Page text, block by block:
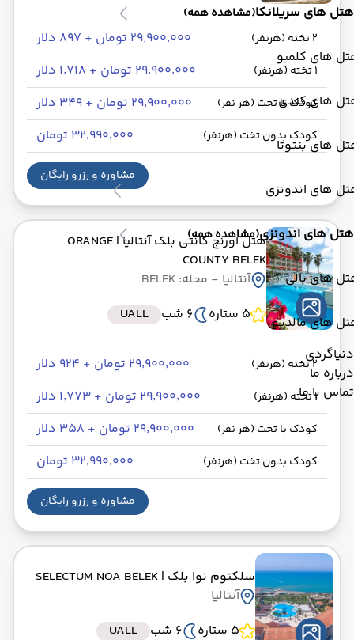
هتل های سریلانکا(مشاهده همه)
های کلمبو
های کندی
های بنتوتا
های اندونزی
هتل های اندونزی(مشاهده همه)
های بالی
های مالدیو
دنیاگردی
درباره ما
تماس با ما
2 تخته (هرنفر) ۲۹٬۹۰۰٬۰۰۰ تومان + ۸۹۷ دلار
1 تخته (هرنفر) ۲۹٬۹۰۰٬۰۰۰ تومان + ۱٬۷۱۸ دلار
کودک با تخت (هر نفر) ۲۹٬۹۰۰٬۰۰۰ تومان + ۳۴۹ دلار
کودک بدون تخت (هرنفر) ۳۲٬۹۹۰٬۰۰۰ تومان
مشاوره و رزرو رایگان
هتل اورنج کانتی بلک آنتالیا | ORANGE
COUNTY BELEK
آنتالیا - محله: BELEK
5 ستاره
6 شب UALL
2 تخته (هرنفر) ۲۹٬۹۰۰٬۰۰۰ تومان + ۹۲۴ دلار
1 تخته (هرنفر) ۲۹٬۹۰۰٬۰۰۰ تومان + ۱٬۷۷۳ دلار
کودک با تخت (هر نفر) ۲۹٬۹۰۰٬۰۰۰ تومان + ۳۵۸ دلار
کودک بدون تخت (هرنفر) ۳۲٬۹۹۰٬۰۰۰ تومان
مشاوره و رزرو رایگان
سلکتوم نوا بلک | SELECTUM NOA BELEK
آنتالیا
5 ستاره
6 شب UALL